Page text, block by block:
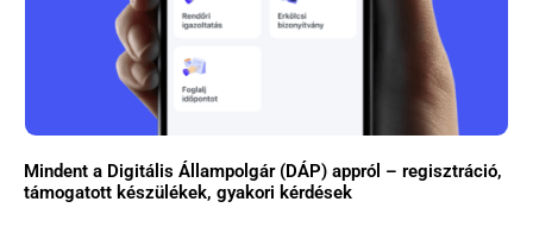
Mindent a Digitális Állampolgár (DÁP) appról – regisztráció,
támogatott készülékek, gyakori kérdések